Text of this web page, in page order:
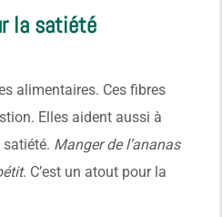
la satiété
alimentaires. Ces fibres
Elles aident aussi à
Manger de l’ananas
. C’est un atout pour la